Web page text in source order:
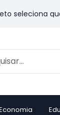
seleciona